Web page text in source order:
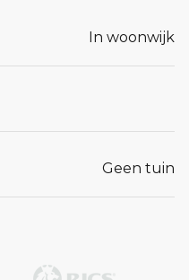
In woonwijk
Geen tuin